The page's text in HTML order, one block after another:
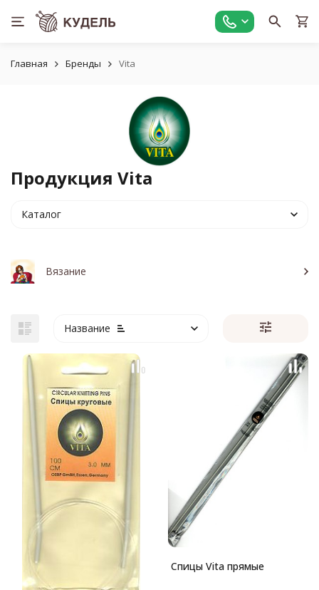
Главная Бренды Vita
Продукция Vita
Каталог
Вязание
Название
Спицы Vita прямые